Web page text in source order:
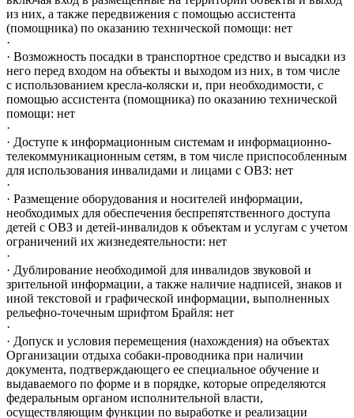
из них, а также передвижения с помощью ассистента
(помощника) по оказанию технической помощи: нет
·
· Возможность посадки в транспортное средство и высадки из
него перед входом на объекты и выходом из них, в том числе
с использованием кресла-коляски и, при необходимости, с
помощью ассистента (помощника) по оказанию технической
помощи: нет
·
· Доступе к информационным системам и информационно-
телекоммуникационным сетям, в том числе приспособленным
для использования инвалидами и лицами с ОВЗ: нет
·
· Размещение оборудования и носителей информации,
необходимых для обеспечения беспрепятственного доступа
детей с ОВЗ и детей-инвалидов к объектам и услугам с учетом
ограничений их жизнедеятельности: нет
·
· Дублирование необходимой для инвалидов звуковой и
зрительной информации, а также наличие надписей, знаков и
иной текстовой и графической информации, выполненных
рельефно-точечным шрифтом Брайля: нет
·
· Допуск и условия перемещения (нахождения) на объектах
Организации отдыха собаки-проводника при наличии
документа, подтверждающего ее специальное обучение и
выдаваемого по форме и в порядке, которые определяются
федеральным органом исполнительной власти,
осуществляющим функции по выработке и реализации